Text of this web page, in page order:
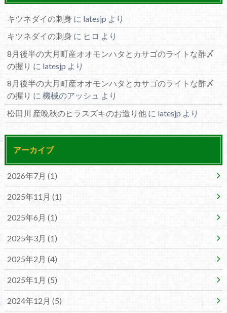
キツネダイの刺身 に latesjp より
キツネダイの刺身 に ヒロ より
8月後半の大月町産オオモンハタとカサゴのライトな酢〆
の握り に latesjp より
8月後半の大月町産オオモンハタとカサゴのライトな酢〆
の握り に 機械のアッシュ より
松田川 産晩秋のヒラスズキのお造り他に latesjp より
アーカイブ
2026年7月 (1)
2025年11月 (1)
2025年6月 (1)
2025年3月 (1)
2025年2月 (4)
2025年1月 (5)
2024年12月 (5)